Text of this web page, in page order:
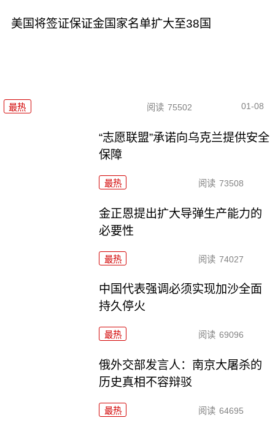
美国将签证保证金国家名单扩大至38国
最热 阅读 75502 01-08
“志愿联盟”承诺向乌克兰提供安全
保障
最热 阅读 73508
金正恩提出扩大导弹生产能力的
必要性
最热 阅读 74027
中国代表强调必须实现加沙全面
持久停火
最热 阅读 69096
俄外交部发言人：南京大屠杀的
历史真相不容辩驳
最热 阅读 64695